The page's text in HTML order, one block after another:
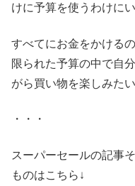
けに予算を使うわけにい
すべてにお金をかけるの
限られた予算の中で自
がら買い物を楽しみた
・・・
スーパーセールの記事
ものはこちら↓